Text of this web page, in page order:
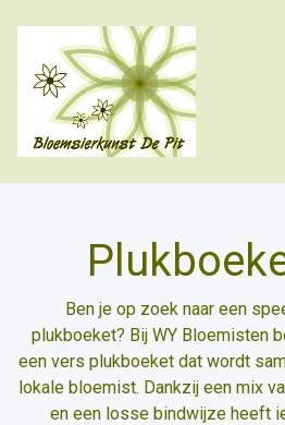
Ben je op zoek naar een
plukboeket? Bij WY Bloemisten
een vers plukboeket dat wordt
lokale bloemist. Dankzij een mix
en een losse bindwijze heeft